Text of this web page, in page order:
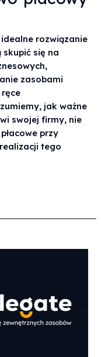
rozwiązanie
się na
zasobami
jak ważne
swojej firmy, nie
przy
tego